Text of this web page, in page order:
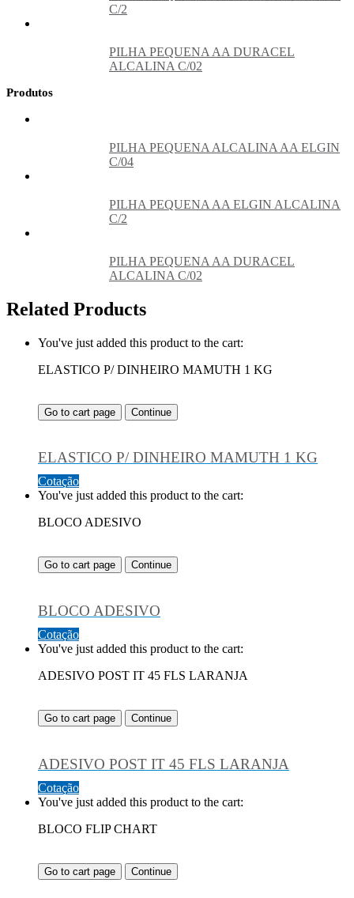
C/2
PILHA PEQUENA AA DURACEL
ALCALINA C/02
Produtos
PILHA PEQUENA ALCALINA AA ELGIN
C/04
PILHA PEQUENA AA ELGIN ALCALINA
C/2
PILHA PEQUENA AA DURACEL
ALCALINA C/02
Related Products
You've just added this product to the cart:
ELASTICO P/ DINHEIRO MAMUTH 1 KG
Go to cart page Continue
ELASTICO P/ DINHEIRO MAMUTH 1 KG
Cotação
You've just added this product to the cart:
BLOCO ADESIVO
Go to cart page Continue
BLOCO ADESIVO
Cotação
You've just added this product to the cart:
ADESIVO POST IT 45 FLS LARANJA
Go to cart page Continue
ADESIVO POST IT 45 FLS LARANJA
Cotação
You've just added this product to the cart:
BLOCO FLIP CHART
Go to cart page Continue